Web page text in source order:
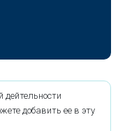
добавить ее в эту